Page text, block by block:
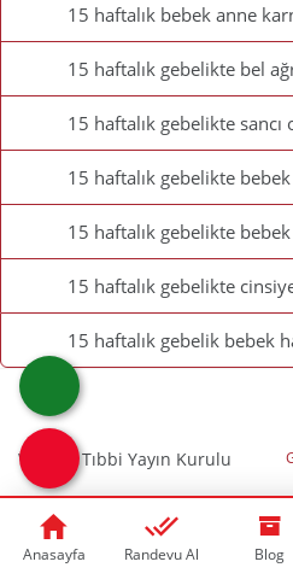
15 haftalık bebek anne
15 haftalık gebelikte bel
15 haftalık gebelikte sancı
15 haftalık gebelikte
15 haftalık gebelikte
15 haftalık gebelikte
15 haftalık gebelik bebek
Web ve Tıbbi Yayın Kurulu
Yorumlar
Yorum Ekle
Anasayfa Randevu Al Blog